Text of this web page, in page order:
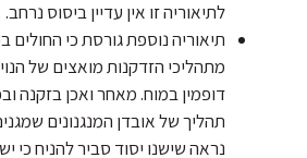
לתיאוריה זו אין עדיין ביסוס נרחב.
תיאוריה נוספת גורסת כי החולים
מתהליכי הזדקנות מואצים של
דופמין במוח. מאחר ואכן בזקנה
תהליך של אובדן המנגנונים
נראה שישנו יסוד סביר להניח כי